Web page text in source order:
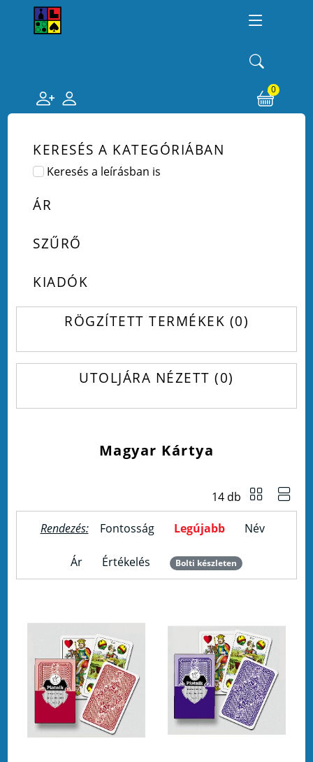
0
KERESÉS A KATEGÓRIÁBAN
Keresés a leírásban is
ÁR
SZŰRŐ
KIADÓK
RÖGZÍTETT TERMÉKEK 0
UTOLJÁRA NÉZETT 0
Magyar Kártya
14 db
Rendezés: Fontosság Legújabb Név
Ár Értékelés Bolti készleten